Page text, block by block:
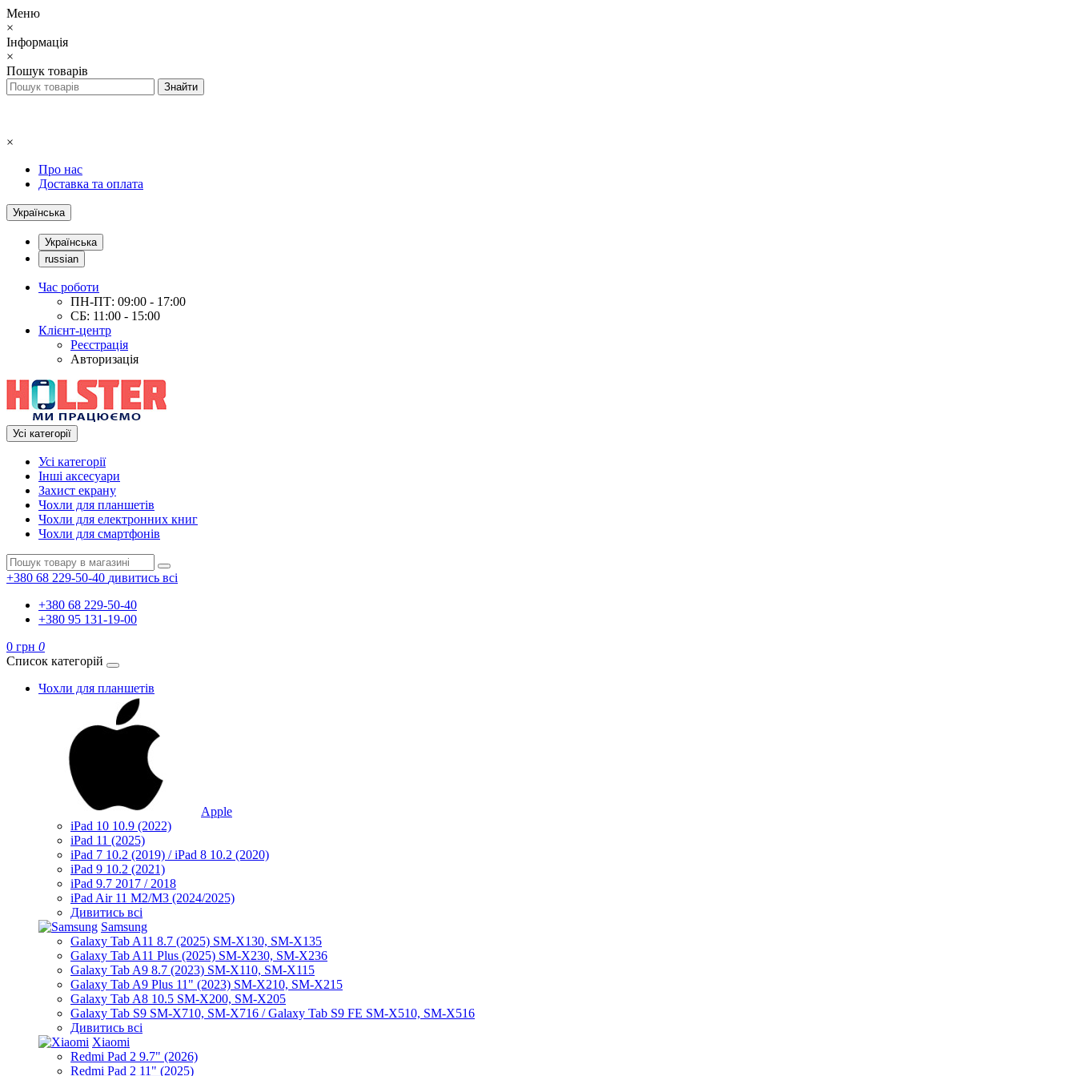
Меню
×
Інформація
×
Пошук товарів
×
Про нас
Доставка та оплата
Українська
Українська
russian
Час роботи
ПН-ПТ: 09:00 - 17:00
СБ: 11:00 - 15:00
Клієнт-центр
Реєстрація
Авторизація
Усі категорії
Усі категорії
Інші аксесуари
Захист екрану
Чохли для планшетів
Чохли для електронних книг
Чохли для смартфонів
+380 68 229-50-40 дивитись всі
+380 68 229-50-40
+380 95 131-19-00
0 грн 0
Список категорій
Чохли для планшетів
Apple
iPad 10 10.9 (2022)
iPad 11 (2025)
iPad 7 10.2 (2019) / iPad 8 10.2 (2020)
iPad 9 10.2 (2021)
iPad 9.7 2017 / 2018
iPad Air 11 M2/M3 (2024/2025)
Дивитись всі
Samsung
Galaxy Tab A11 8.7 (2025) SM-X130, SM-X135
Galaxy Tab A11 Plus (2025) SM-X230, SM-X236
Galaxy Tab A9 8.7 (2023) SM-X110, SM-X115
Galaxy Tab A9 Plus 11" (2023) SM-X210, SM-X215
Galaxy Tab A8 10.5 SM-X200, SM-X205
Galaxy Tab S9 SM-X710, SM-X716 / Galaxy Tab S9 FE SM-X510, SM-X516
Дивитись всі
Xiaomi
Redmi Pad 2 9.7" (2026)
Redmi Pad 2 11" (2025)